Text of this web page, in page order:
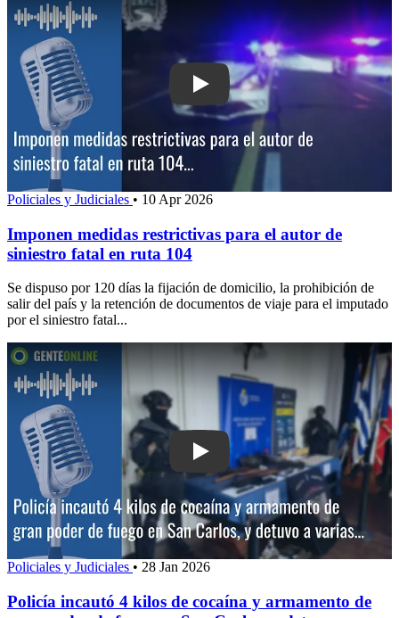
Play: Imponen medidas restrictivas
Policiales y Judiciales • 10 Apr 2026
Imponen medidas restrictivas para el autor de
siniestro fatal en ruta 104
Se dispuso por 120 días la fijación de domicilio, la prohibición de
salir del país y la retención de documentos de viaje para el imputado
por el siniestro fatal...
Play: Policía incautó 4 kilos de
Policiales y Judiciales • 28 Jan 2026
Policía incautó 4 kilos de cocaína y armamento de